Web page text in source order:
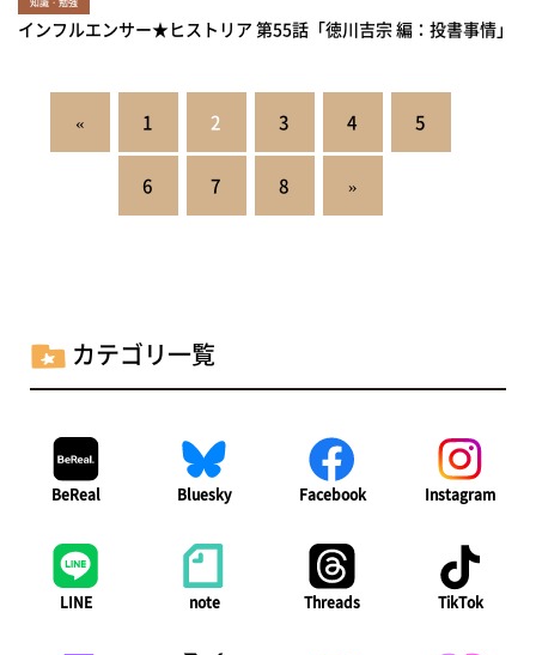
インフルエンサー★ヒストリア 第55話「徳川吉宗 編：投書事情」
投
稿
送
« 1 2 3 4 5
6 7 8 »
カテゴリ一覧
BeReal Bluesky Facebook Instagram
LINE note Threads TikTok